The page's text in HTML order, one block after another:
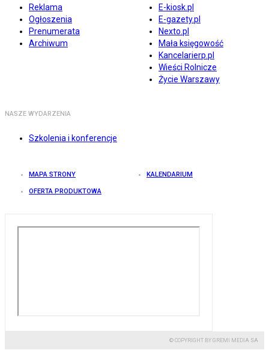
Reklama
Ogłoszenia
Prenumerata
Archiwum
E-kiosk.pl
E-gazety.pl
Nexto.pl
Mała księgowość
Kancelarierp.pl
Wieści Rolnicze
Życie Warszawy
NASZE WYDARZENIA
Szkolenia i konferencje
MAPA STRONY KALENDARIUM
OFERTA PRODUKTOWA
© COPYRIGHT BY GREMI MEDIA SA